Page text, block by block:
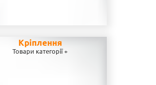
Кріплення
Товари категорії +